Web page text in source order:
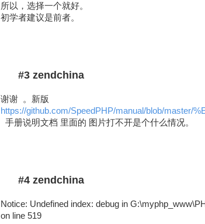
所以，选择一个就好。
初学者建议是前者。
#3 zendchina
谢谢 。新版
https://github.com/SpeedPHP/manual/blob/master/
手册说明文档 里面的 图片打不开是个什么情况。
#4 zendchina
Notice: Undefined index: debug in
on line 519